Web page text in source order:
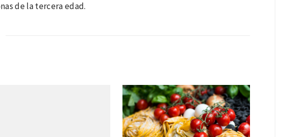
de la tercera edad.